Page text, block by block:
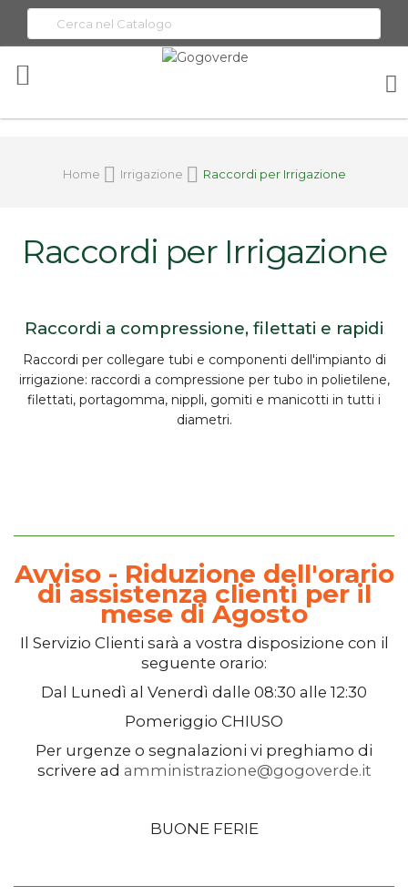
Home Irrigazione Raccordi per Irrigazione
Raccordi per Irrigazione
Raccordi a compressione, filettati e rapidi
Raccordi per collegare tubi e componenti dell'impianto di
irrigazione: raccordi a compressione per tubo in polietilene,
filettati, portagomma, nippli, gomiti e manicotti in tutti i
diametri.
Avviso - Riduzione dell'orario
di assistenza clienti per il
mese di Agosto
Il Servizio Clienti sarà a vostra disposizione con il
seguente orario:
Dal Lunedì al Venerdì dalle 08:30 alle 12:30
Pomeriggio CHIUSO
Per urgenze o segnalazioni vi preghiamo di
scrivere ad amministrazione@gogoverde.it
BUONE FERIE